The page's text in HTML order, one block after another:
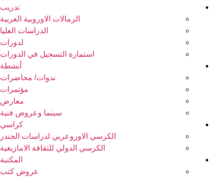
تدريب
الزمالات الاوروبية العربية
الدراسات العليا
لدورات
استمارة التسجيل في الدورات
أنشطة
ندوات/ محاضرات
مؤتمرات
معارض
سينما وعروض فنية
كراسي
الكرسي الاوروعربي لدراسات الجندر
الكرسي الدولي للثقافة الامازيغية
المكتبة
عروض كتب